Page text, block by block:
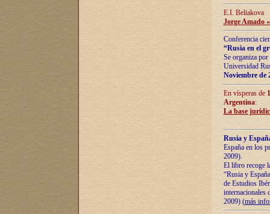
E.I. Beliakova
Jorge Amado
Conferencia
“Rusia en el
Se organiza
Universidad
Noviembre de
En vísperas de
Argentina:
La base
Rusia y
España en los
2009).
El libro recoge
“Rusia y
de Estudios
internacionales
2009) (más